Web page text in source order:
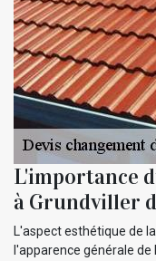
L'importance
à Grundviller
L'aspect esthétique de
l'apparence générale